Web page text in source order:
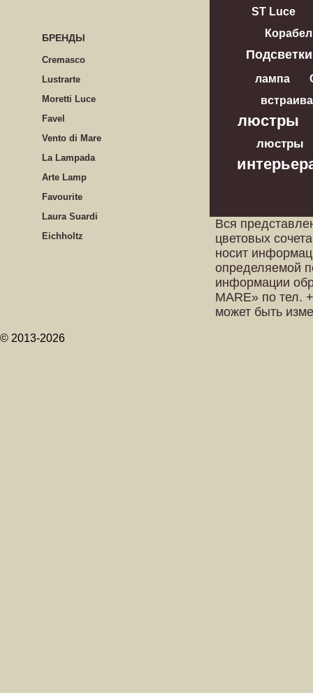
БРЕНДЫ
Cremasco
Lustrarte
Moretti Luce
Favel
Vento di Mare
La Lampada
Arte Lamp
Favourite
Laura Suardi
Eichholtz
ST Luce
лампа
люстры
люстры
Вся
цветовых
носит
определяемой
информации
MARE» по тел.
может быть
© 2013-2026